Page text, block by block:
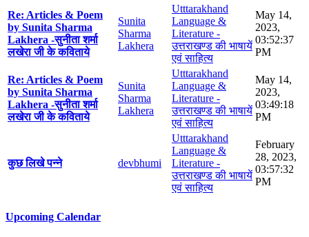
Re: Articles & Poem
by Sunita Sharma
Lakhera -सुनीता शर्मा
लखेरा जी के कविताये
Sunita
Sharma
Lakhera
Utttarakhand
Language &
Literature -
उत्तराखण्ड की भाषायें
एवं साहित्य
May 14,
2023,
03:52:37
PM
Re: Articles & Poem
by Sunita Sharma
Lakhera -सुनीता शर्मा
लखेरा जी के कविताये
Sunita
Sharma
Lakhera
Utttarakhand
Language &
Literature -
उत्तराखण्ड की भाषायें
एवं साहित्य
May 14,
2023,
03:49:18
PM
कुछ लिखे पन्ने devbhumi
Utttarakhand
Language &
Literature -
उत्तराखण्ड की भाषायें
एवं साहित्य
February
28, 2023,
03:57:32
PM
Upcoming Calendar